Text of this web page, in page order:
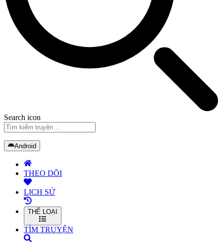
Search icon
Android
THEO DÕI
LỊCH SỬ
THỂ LOẠI
TÌM TRUYỆN